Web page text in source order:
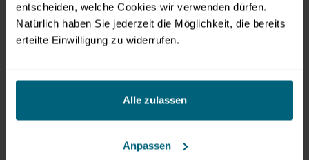
entscheiden, welche Cookies wir verwenden dürfen.
Natürlich haben Sie jederzeit die Möglichkeit, die bereits
erteilte Einwilligung zu widerrufen.
Alle zulassen
Anpassen
Vergnügungspark
© MZS/Wildbild